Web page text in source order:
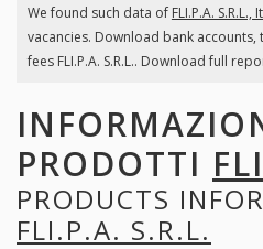
We found such data of FLI.P.A. S.R.L.,
vacancies. Download bank
fees FLI.P.A. S.R.L.. Download full
PRODOTTI
PRODUCTS
FLI.P.A. S.R.L.